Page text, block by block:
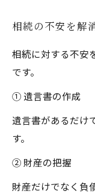
相続の不安を解
相続に対する不安
です。
① 遺言書の作成
遺言書があるだけ
す。
② 財産の把握
財産だけでなく負